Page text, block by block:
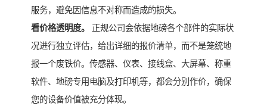
服务，避免因信息不对称而造成的损失。
看价格透明度。
正规公司会依据地磅各个部件的实际状
况进行独立评估，给出详细的报价清单，而不是笼统地
报一个废铁价。传感器、仪表、接线盒、大屏幕、称重
软件、地磅专用电脑及打印机等，都会分别作价，确保
您的设备价值被充分体现。